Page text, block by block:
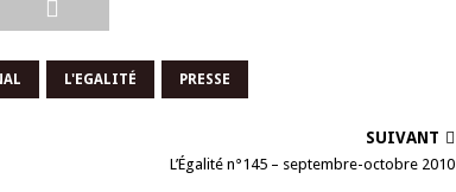
L'EGALITÉ PRESSE
SUIVANT
L’Égalité n°145 – septembre-octobre 2010